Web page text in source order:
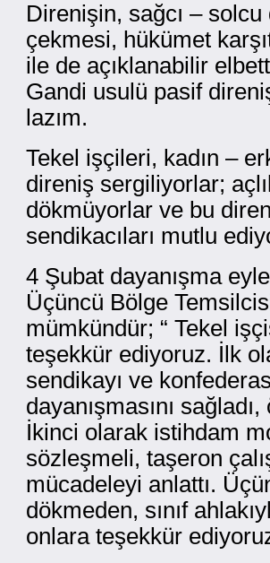
Direnişin, sağcı –
çekmesi, hükümet
ile de açıklanabilir
Gandi usulü pasif
lazım.
Tekel işçileri, kadın –
direniş sergiliyorlar;
dökmüyorlar ve bu
sendikacıları mutlu
4 Şubat dayanışma
Üçüncü Bölge
mümkündür; “ Tekel
teşekkür ediyoruz. İlk
sendikayı ve
dayanışmasını
İkinci olarak istihdam
sözleşmeli, taşeron
mücadeleyi anlattı.
dökmeden, sınıf
onlara teşekkür